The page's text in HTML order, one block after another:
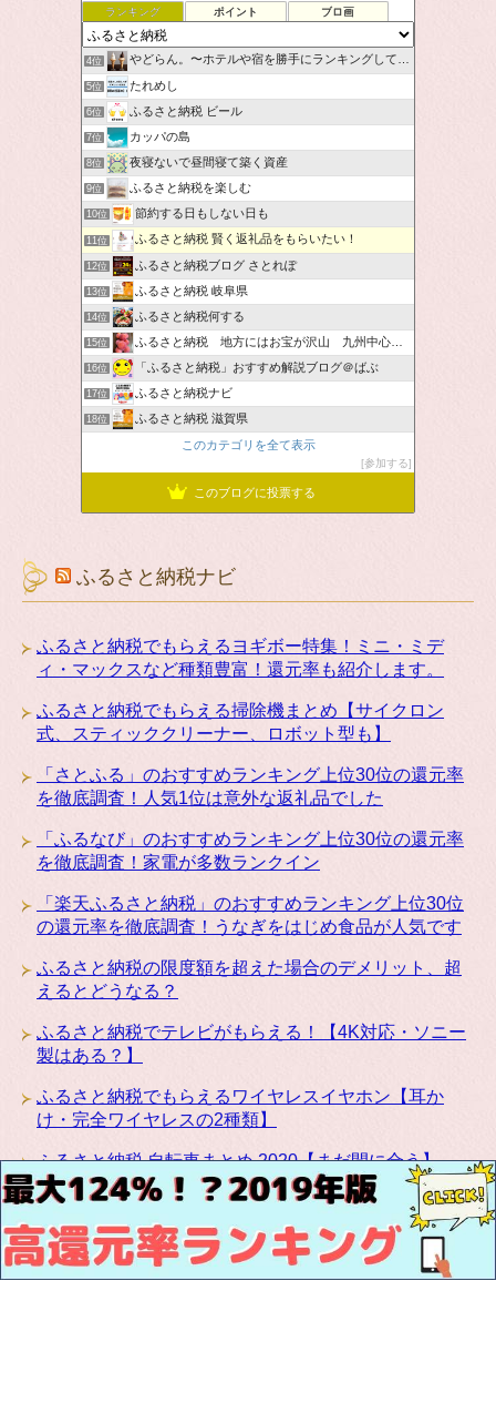
ランキング ポイント ブロ画
4位 やどらん。〜ホテルや宿を勝手にランキングしてみた〜
5位 たれめし
6位 ふるさと納税 ビール
7位 カッパの島
8位 夜寝ないで昼間寝て築く資産
9位 ふるさと納税を楽しむ
10位 節約する日もしない日も
11位 ふるさと納税 賢く返礼品をもらいたい！
12位 ふるさと納税ブログ さとれぽ
13位 ふるさと納税 岐阜県
14位 ふるさと納税何する
15位 ふるさと納税 地方にはお宝が沢山 九州中心です。
16位 「ふるさと納税」おすすめ解説ブログ＠ばぶ
17位 ふるさと納税ナビ
18位
ふるさと納税 滋賀県
このカテゴリを全て表示
参加する
このブログに投票する
ふるさと納税ナビ
ふるさと納税でもらえるヨギボー特集！ミニ・ミデ
ィ・マックスなど種類豊富！還元率も紹介します。
ふるさと納税でもらえる掃除機まとめ【サイクロン
式、スティッククリーナー、ロボット型も】
「さとふる」のおすすめランキング上位30位の還元率
を徹底調査！人気1位は意外な返礼品でした
「ふるなび」のおすすめランキング上位30位の還元率
を徹底調査！家電が多数ランクイン
「楽天ふるさと納税」のおすすめランキング上位30位
の還元率を徹底調査！うなぎをはじめ食品が人気です
ふるさと納税の限度額を超えた場合のデメリット、超
えるとどうなる？
ふるさと納税でテレビがもらえる！【4K対応・ソニー
製はある？】
ふるさと納税でもらえるワイヤレスイヤホン【耳か
け・完全ワイヤレスの2種類】
ふるさと納税 自転車まとめ 2020【まだ間に合う】
ふるさと納税にカリモクの高級家具が登場！椅子・テ
ーブル・ベッドなど種類豊富です